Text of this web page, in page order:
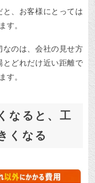
、お客様にとっては
す。
のは、会社の見せ方
とどれだけ近い距離で
す。
なると、工
くなる